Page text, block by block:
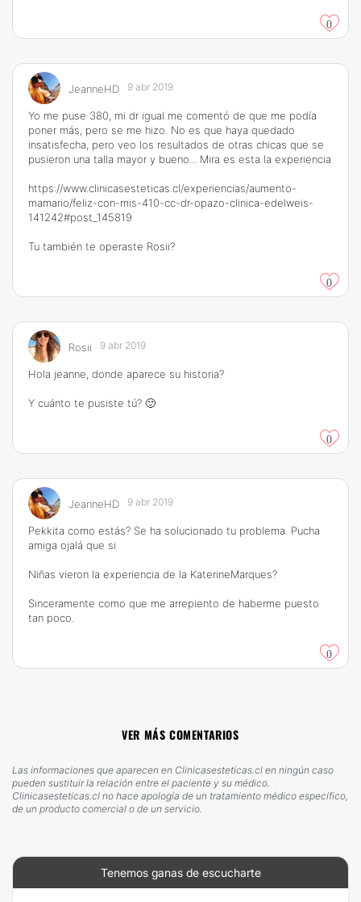
0
JeanneHD 9 abr 2019
Yo me puse 380, mi dr igual me comentó de que me podía
poner más, pero se me hizo. No es que haya quedado
insatisfecha, pero veo los resultados de otras chicas que se
pusieron una talla mayor y bueno... Mira es esta la experiencia
https://www.clinicasesteticas.cl/experiencias/aumento-
mamario/feliz-con-mis-410-cc-dr-opazo-clinica-edelweis-
141242#post_145819
Tu también te operaste Rosii?
0
Rosii 9 abr 2019
Hola jeanne, donde aparece su historia?
Y cuánto te pusiste tú? 🙂
0
JeanneHD 9 abr 2019
Pekkita como estás? Se ha solucionado tu problema. Pucha
amiga ojalá que si
Niñas vieron la experiencia de la KaterineMarques?
Sinceramente como que me arrepiento de haberme puesto
tan poco.
0
VER MÁS COMENTARIOS
Las informaciones que aparecen en Clinicasesteticas.cl en ningún caso
pueden sustituir la relación entre el paciente y su médico.
Clinicasesteticas.cl no hace apología de un tratamiento médico específico,
de un producto comercial o de un servicio.
Tenemos ganas de escucharte